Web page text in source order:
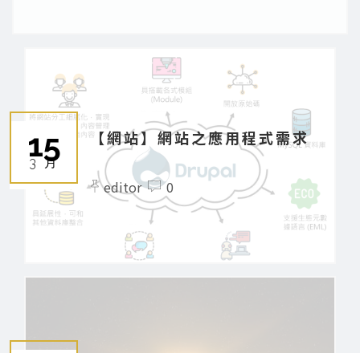
15
3 月
【網站】網站之應用程式需求
editor 0